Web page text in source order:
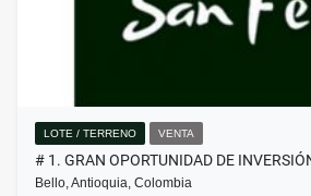
LOTE / TERRENO VENTA
# 1. GRAN OPORTUNIDAD DE
Bello, Antioquia, Colombia